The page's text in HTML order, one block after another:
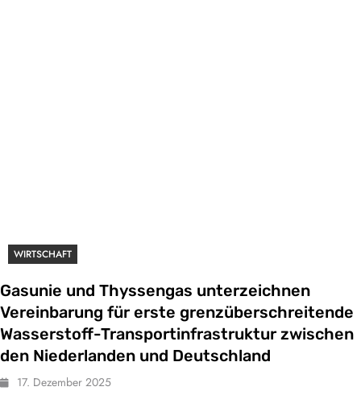
WIRTSCHAFT
Gasunie und Thyssengas unterzeichnen
Vereinbarung für erste grenzüberschreitende
Wasserstoff-Transportinfrastruktur zwischen
den Niederlanden und Deutschland
17. Dezember 2025